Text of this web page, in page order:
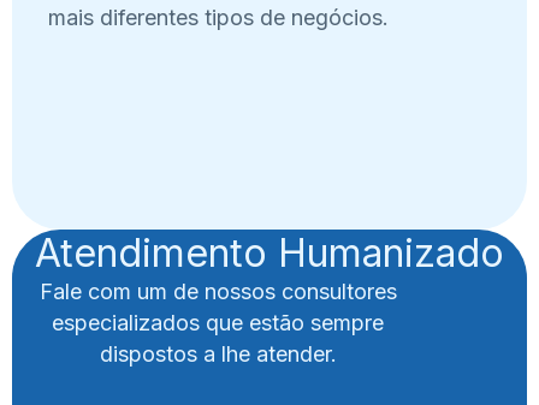
mais diferentes tipos de negócios.
Atendimento Humanizado
Fale com um de nossos consultores
especializados que estão sempre
dispostos a lhe atender.